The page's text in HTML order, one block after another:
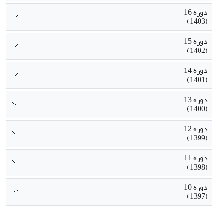
دوره 16
(1403)
دوره 15
(1402)
دوره 14
(1401)
دوره 13
(1400)
دوره 12
(1399)
دوره 11
(1398)
دوره 10
(1397)